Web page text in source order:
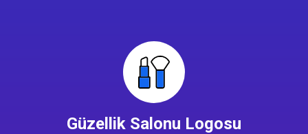
Güzellik Salonu Logosu